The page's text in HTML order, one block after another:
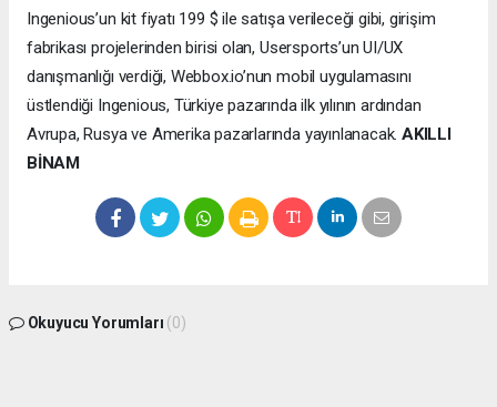
Ingenious’un kit fiyatı 199 $ ile satışa verileceği gibi, girişim
fabrikası projelerinden birisi olan, Usersports’un UI/UX
danışmanlığı verdiği, Webbox.io’nun mobil uygulamasını
üstlendiği Ingenious, Türkiye pazarında ilk yılının ardından
Avrupa, Rusya ve Amerika pazarlarında yayınlanacak.AKILLI
BİNAM
Okuyucu Yorumları (0)